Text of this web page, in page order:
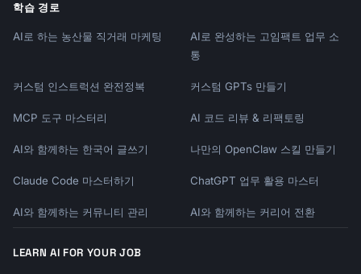
학습 경로
AI로 하는 농산물 직거래 마케팅
AI로 완성하는 고임팩트 업무 소
통
커스텀 인스트럭션 완전정복 커스텀 GPTs 만들기
MCP 도구 마스터리 AI 코드 리뷰 & 리팩토링
AI와 함께하는 한국어 글쓰기 나만의 OpenClaw 스킬 만들기
Claude Code 마스터하기 ChatGPT 업무 활용 마스터
AI와 함께하는 커뮤니티 관리 AI와 함께하는 커리어 전환
LEARN AI FOR YOUR JOB